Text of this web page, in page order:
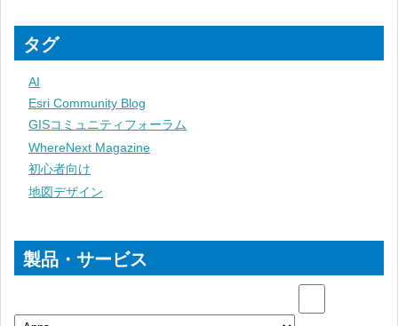
タグ
AI
Esri Community Blog
GISコミュニティフォーラム
WhereNext Magazine
初心者向け
地図デザイン
製品・サービス